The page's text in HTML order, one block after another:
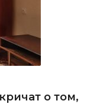
о том,